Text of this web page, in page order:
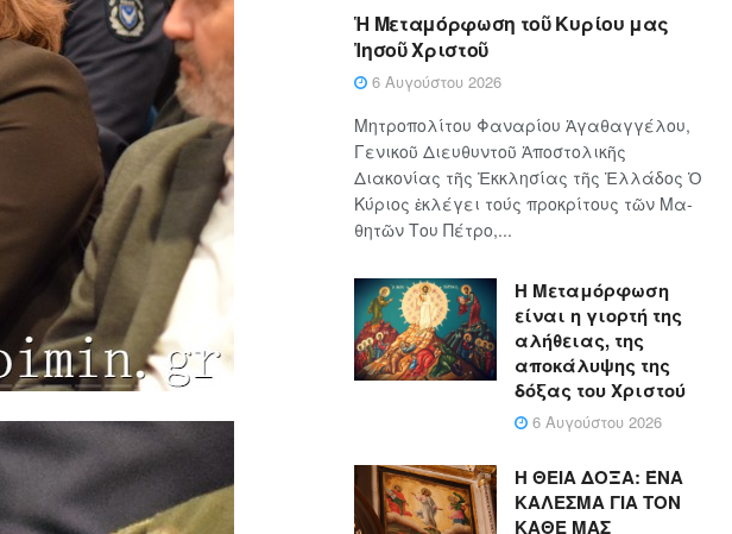
Ἡ Μεταμόρφωση τοῦ Κυρίου μας
Ἰησοῦ Χριστοῦ
6 Αυγούστου 2026
Μητροπολίτου Φαναρίου Ἀγαθαγγέλου,
Γενικοῦ Διευθυντοῦ Ἀποστολικῆς
Διακονίας τῆς Ἐκκλησίας τῆς Ἑλλάδος Ὁ
Κύ­ρι­ος ἐκλέγει τούς προ­κρί­τους τῶν Μα­
θη­τῶν Του Πέ­τρο,...
Η Μεταμόρφωση
είναι η γιορτή της
αλήθειας, της
αποκάλυψης της
δόξας του Χριστού
6 Αυγούστου 2026
Η ΘΕΙΑ ΔΟΞΑ: ΈΝΑ
ΚΑΛΕΣΜΑ ΓΙΑ ΤΟΝ
ΚΑΘΕ ΜΑΣ